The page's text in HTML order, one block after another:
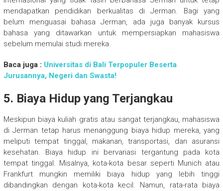
mendapatkan pendidikan berkualitas di Jerman. Bagi yang
belum menguasai bahasa Jerman, ada juga banyak kursus
bahasa yang ditawarkan untuk mempersiapkan mahasiswa
sebelum memulai studi mereka.
Baca juga : Universitas di Bali Terpopuler Beserta
Jurusannya, Negeri dan Swasta!
5. Biaya Hidup yang Terjangkau
Meskipun biaya kuliah gratis atau sangat terjangkau, mahasiswa
di Jerman tetap harus menanggung biaya hidup mereka, yang
meliputi tempat tinggal, makanan, transportasi, dan asuransi
kesehatan. Biaya hidup ini bervariasi tergantung pada kota
tempat tinggal. Misalnya, kota-kota besar seperti Munich atau
Frankfurt mungkin memiliki biaya hidup yang lebih tinggi
dibandingkan dengan kota-kota kecil. Namun, rata-rata biaya